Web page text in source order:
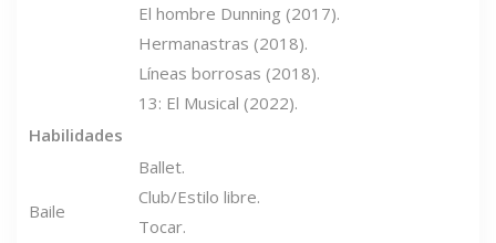
El hombre Dunning (2017).
Hermanastras (2018).
Líneas borrosas (2018).
13: El Musical (2022).
Habilidades
Baile
Ballet.
Club/Estilo libre.
Tocar.